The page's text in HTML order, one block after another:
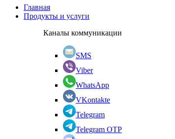
Главная
Продукты и услуги
Каналы коммуникации
SMS
Viber
WhatsApp
VKontakte
Telegram
Telegram OTP